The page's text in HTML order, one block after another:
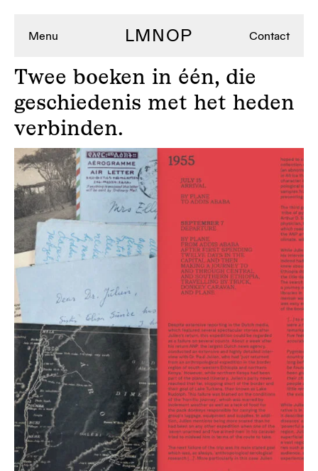
Menu LMNOP Contact
Twee boeken in één, die
geschiedenis met het heden
verbinden.